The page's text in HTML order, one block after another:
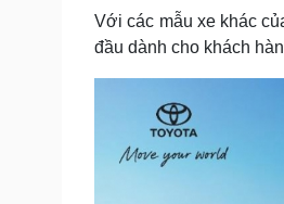
Dinh dưỡng - món ngon
Cây thuốc
Sản phụ khoa
Nhi khoa
Nam khoa
Làm đẹp - giảm cân
Phòng mạch online
Ăn sạch sống khỏe
Với các mẫu xe khác
đầu dành cho khách